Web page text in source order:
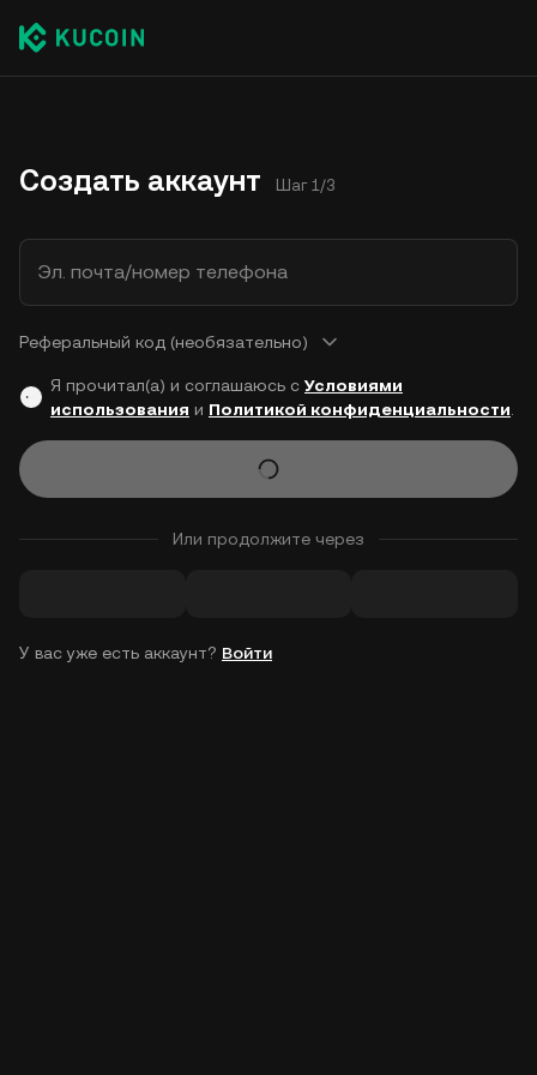
Создать аккаунт Шаг 1/3
Эл. почта/номер телефона
Реферальный код (необязательно)
Я прочитал(а) и соглашаюсь с Условиями
использования и Политикой конфиденциальности
Или продолжите через
У вас уже есть аккаунт? Войти